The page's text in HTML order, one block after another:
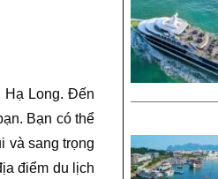
Hạ Long. Đến
Bạn có thể
và sang trọng
điểm du lịch